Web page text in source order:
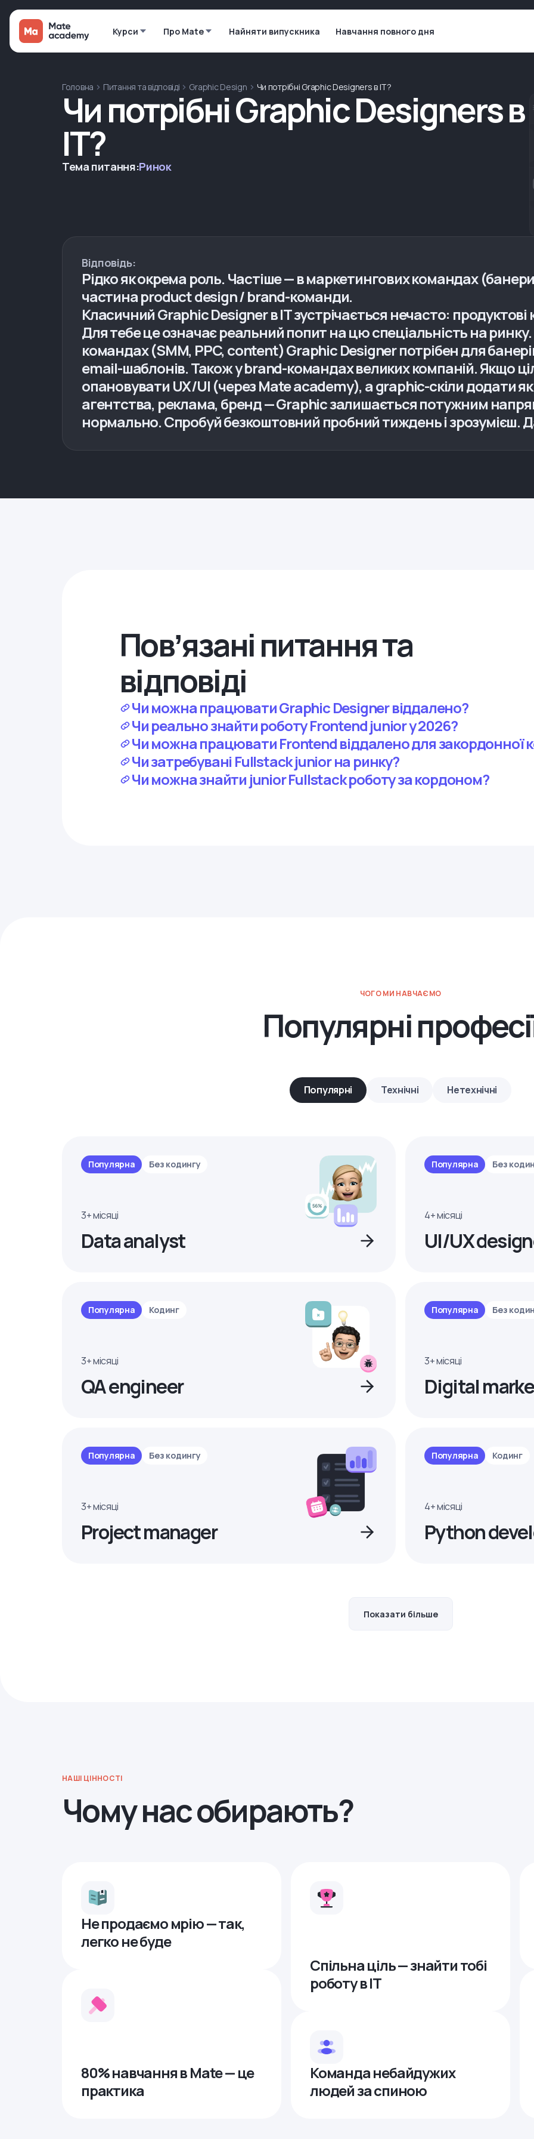
Курси Про Mate Найняти випускника Навчання повного дня
Головна Питання та відповіді Graphic Design Чи потрібні Graphic Designers в IT?
Чи потрібні Graphic Designers в
IT?
Тема питання:Ринок
Відповідь:
Рідко як окрема роль. Частіше — в маркетингових командах
частина product design / brand-команди.
Класичний Graphic Designer в IT зустрічається нечасто:
Для тебе це означає реальний попит на цю спеціальність на
командах (SMM, PPC, content) Graphic Designer потрібен для
email-шаблонів. Також у brand-командах великих компаній. Якщо
опановувати UX/UI (через Mate academy), а graphic-скіли додати
агентства, реклама, бренд — Graphic залишається потужним
нормально. Спробуй безкоштовний пробний тиждень і зрозумієш.
Повʼязані питання та
відповіді
Чи можна працювати Graphic Designer віддалено?
Чи реально знайти роботу Frontend junior у 2026?
Чи можна працювати Frontend віддалено для закордонної
Чи затребувані Fullstack junior на ринку?
Чи можна знайти junior Fullstack роботу за кордоном?
ЧОГО МИ НАВЧАЄМО
Популярні
Популярні Технічні Нетехнічні
Популярна Без кодингу
3+ місяці
Data analyst
Популярна Без
4+ місяці
UI/UX
Популярна Кодинг
3+ місяці
QA engineer
Популярна Без
3+ місяці
Digital
Популярна Без кодингу
3+ місяці
Project manager
Популярна Кодинг
4+ місяці
Python
Показати більше
НАШІ ЦІННОСТІ
Чому нас обирають?
Не продаємо мрію — так,
легко не буде
80% навчання в Mate — це
практика
Спільна ціль — знайти тобі
роботу в ІТ
Команда небайдужих
людей за спиною